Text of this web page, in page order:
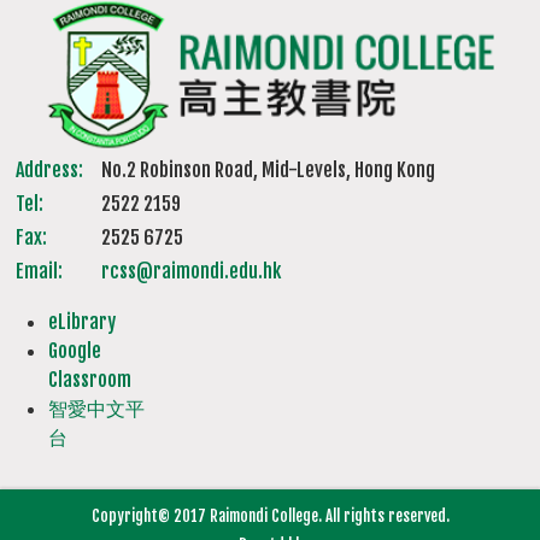
Address:
No.2 Robinson Road, Mid-Levels, Hong Kong
Tel:
2522 2159
Fax:
2525 6725
Email:
rcss@raimondi.edu.hk
eLibrary
Google
Classroom
智愛中文平
台
Copyright© 2017 Raimondi College. All rights reserved.